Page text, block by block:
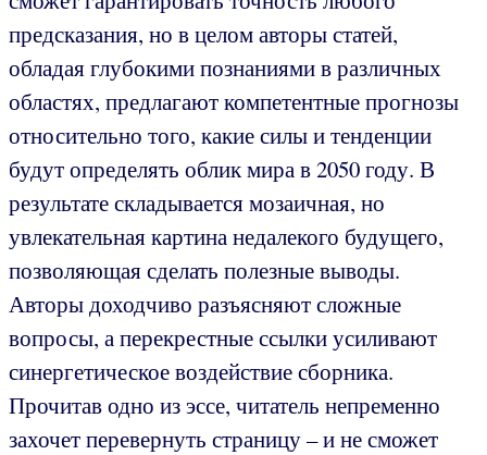
предсказания, но в целом авторы статей,
обладая глубокими познаниями в различных
областях, предлагают компетентные прогнозы
относительно того, какие силы и тенденции
будут определять облик мира в 2050 году. В
результате складывается мозаичная, но
увлекательная картина недалекого будущего,
позволяющая сделать полезные выводы.
Авторы доходчиво разъясняют сложные
вопросы, а перекрестные ссылки усиливают
синергетическое воздействие сборника.
Прочитав одно из эссе, читатель непременно
захочет перевернуть страницу – и не сможет